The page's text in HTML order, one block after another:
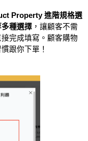
Property 進階規格選
種選擇 ，讓顧客不需
完成填寫。顧客購物
跟你下單！